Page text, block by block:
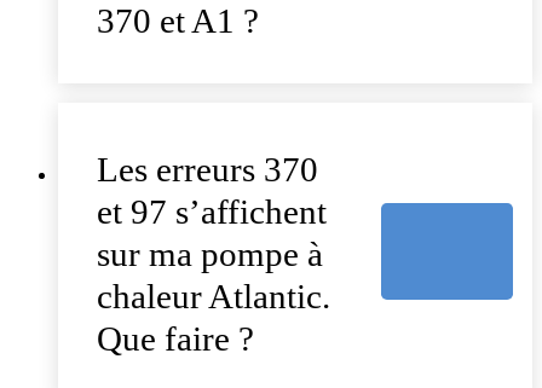
370 et A1 ?
Les erreurs 370
et 97 s’affichent
sur ma pompe à
chaleur Atlantic.
Que faire ?